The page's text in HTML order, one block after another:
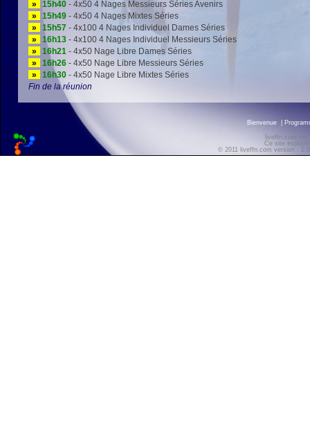
»
15h40 - 4x50 4 Nages Messieurs Séries Avenirs
»
15h49 - 4x50 4 Nages Mixtes Séries
»
15h57 - 4x100 4 Nages Individuel Dames Séries
»
16h13 - 4x100 4 Nages Individuel Messieurs Séries
»
16h21 - 4x50 Nage Libre Dames Séries
»
16h26 - 4x50 Nage Libre Messieurs Séries
»
16h30 - 4x50 Nage Libre Mixtes Séries
Fin de la réunion
Bienvenue
liveffn.com est
Ce site
© 2011 liveffn.com version :